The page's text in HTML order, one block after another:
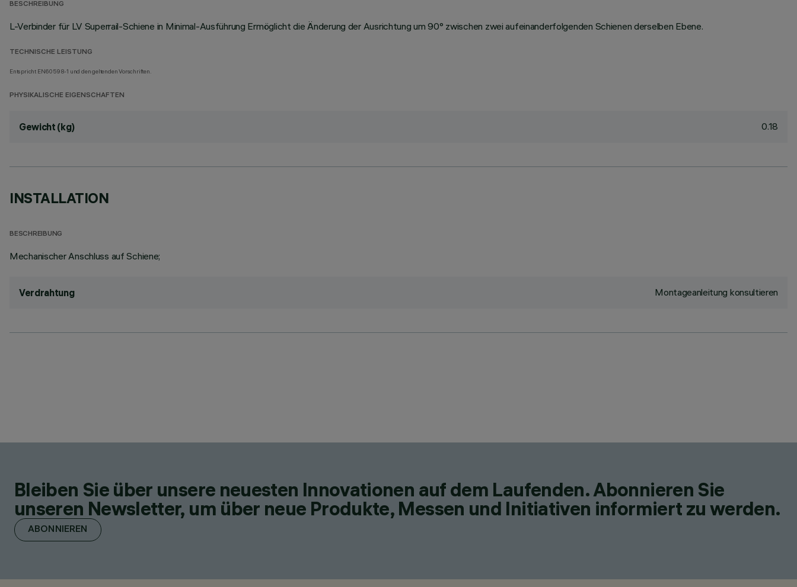
BESCHREIBUNG
L-Verbinder für LV Superrail-Schiene in Minimal-Ausführung Ermöglicht die Änderung der Ausrichtung um 90° zwischen zwei aufeinanderfolgenden Schienen derselben Ebene.
TECHNISCHE LEISTUNG
Entspricht EN60598-1 und den geltenden Vorschriften.
PHYSIKALISCHE EIGENSCHAFTEN
Gewicht (kg) 0.18
INSTALLATION
BESCHREIBUNG
Mechanischer Anschluss auf Schiene;
Verdrahtung Montageanleitung konsultieren
Bleiben Sie über unsere neuesten Innovationen auf dem Laufenden. Abonnieren Sie
unseren Newsletter, um über neue Produkte, Messen und Initiativen informiert zu werden.
ABONNIEREN